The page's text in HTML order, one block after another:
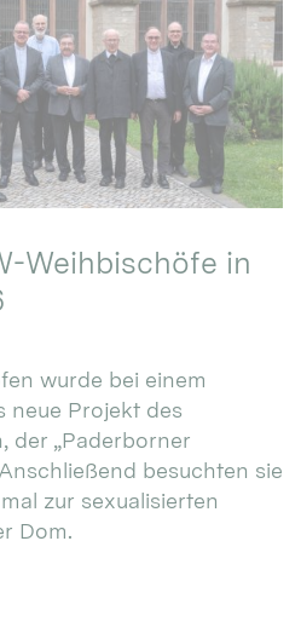
Weihbischöfe in
wurde bei einem
neue Projekt des
der „Paderborner
besuchten sie
zur sexualisierten
Dom.